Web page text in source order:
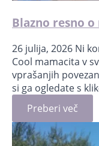
Blazno resno
26 julija, 2026 Ni
Cool mamacita v
vprašanjih
si ga ogledate s
Preberi več